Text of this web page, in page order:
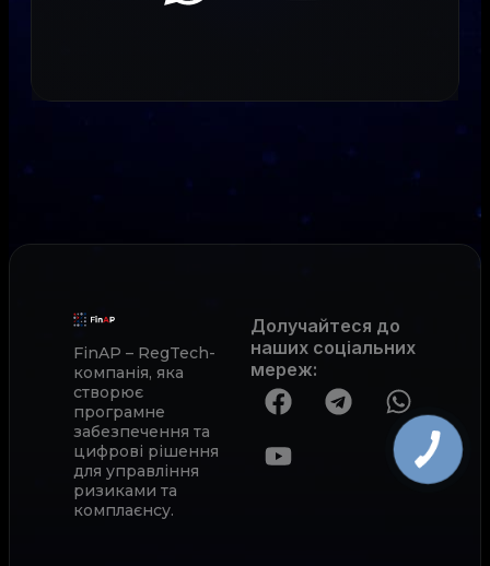
FinAP – RegTech-
компанія, яка
створює
програмне
забезпечення та
цифрові рішення
для управління
ризиками та
комплаєнсу.
Долучайтеся до
наших соціальних
мереж: